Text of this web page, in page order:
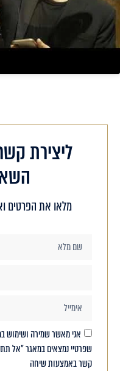
ליצירת
מלאו את הפרטים
אני מאשר שמירה ושימוש
שפרטיי נמצאים במאגר "אל
קשר באמצעות שיחה